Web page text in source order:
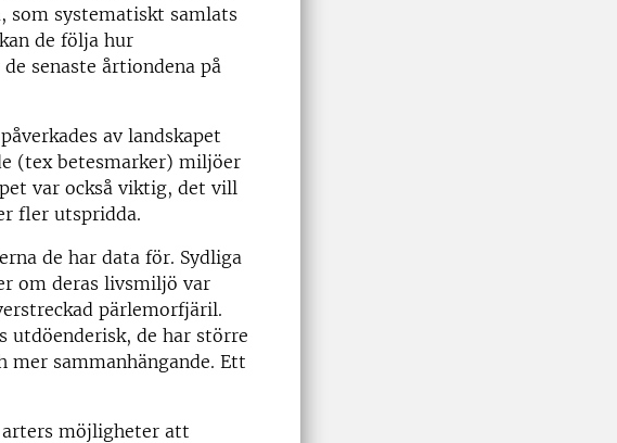
som systematiskt samlats
de följa hur
senaste årtiondena på
av landskapet
(tex betesmarker) miljöer
var också viktig, det vill
fler utspridda.
de har data för. Sydliga
om deras livsmiljö var
pärlemorfjäril.
utdöenderisk, de har större
mer sammanhängande. Ett
möjligheter att